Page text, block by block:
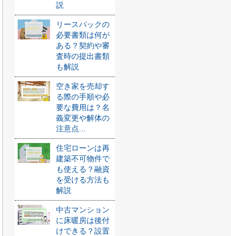
説
リースバックの
必要書類は何が
ある？契約や審
査時の提出書類
も解説
空き家を売却す
る際の手順や必
要な費用は？名
義変更や解体の
注意点...
住宅ローンは再
建築不可物件で
も使える？融資
を受ける方法も
解説
中古マンション
に床暖房は後付
けできる？設置